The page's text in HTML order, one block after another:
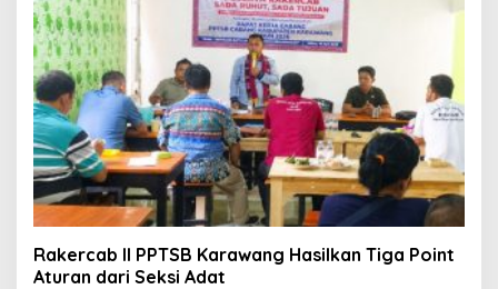
Rakercab II PPTSB Karawang Hasilkan Tiga Point
Aturan dari Seksi Adat